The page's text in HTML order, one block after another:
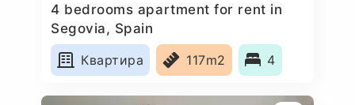
4 bedrooms apartment for rent in
Segovia, Spain
Квартира
117m2 4